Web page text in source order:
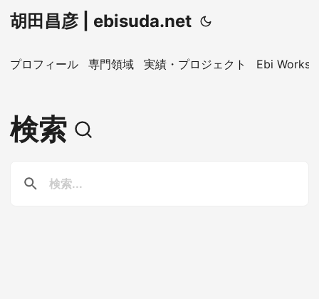
胡田昌彦 | ebisuda.net
プロフィール 専門領域 実績・プロジェクト Ebi
検索